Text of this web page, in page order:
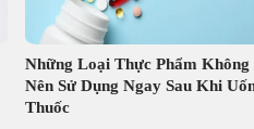
Những Loại Thực Phẩm Không
Nên Sử Dụng Ngay Sau Khi
Thuốc